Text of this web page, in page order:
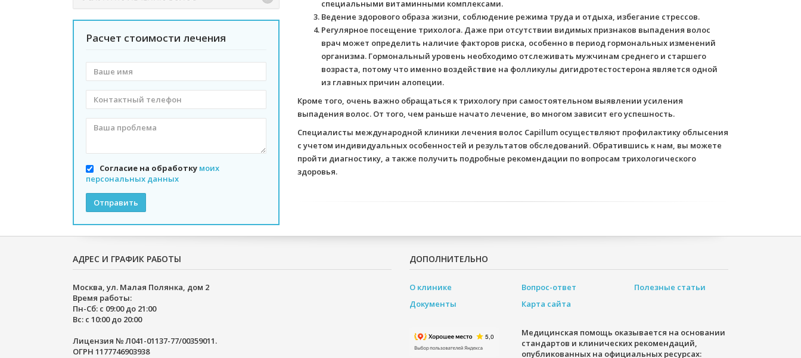
Гормональное выпадение волос
Причины выпадения волос
Выпадение волос у мужчин
Расчет стоимости лечения
Ваше
имя
Контактный
телефон
Согласие на обработку моих
персональных данных
Отправить
специальными витаминными комплексами.
Ведение здорового образа жизни, соблюдение режима труда и отдыха, избегание стрессов.
Регулярное посещение трихолога. Даже при отсутствии видимых признаков выпадения волос
врач может определить наличие факторов риска, особенно в период гормональных изменений
организма. Гормональный уровень необходимо отслеживать мужчинам среднего и старшего
возраста, потому что именно воздействие на фолликулы дигидротестостерона является одной
из главных причин алопеции.
Кроме того, очень важно обращаться к трихологу при самостоятельном выявлении усиления
выпадения волос. От того, чем раньше начато лечение, во многом зависит его успешность.
Специалисты международной клиники лечения волос Capillum осуществляют профилактику облысения
с учетом индивидуальных особенностей и результатов обследований. Обратившись к нам, вы можете
пройти диагностику, а также получить подробные рекомендации по вопросам трихологического
здоровья.
АДРЕС И ГРАФИК РАБОТЫ
Москва, ул. Малая Полянка, дом 2
Время работы:
Пн-Сб: с 09:00 до 21:00
Вс: с 10:00 до 20:00
Лицензия № Л041-01137-77/00359011.
ОГРН 1177746903938
ДОПОЛНИТЕЛЬНО
О клинике Вопрос-ответ
Полезные статьи
Документы
Карта сайта
Медицинская помощь оказывается на основании
стандартов и клинических рекомендаций,
опубликованных на официальных ресурсах: